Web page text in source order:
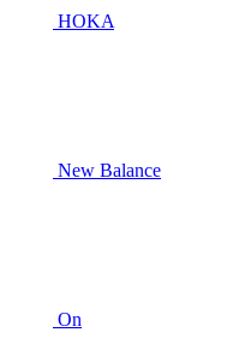
HOKA
New Balance
On